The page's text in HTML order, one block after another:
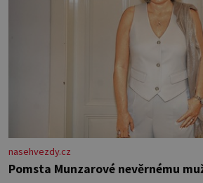
nasehvezdy.cz
Pomsta Munzarové nevěrnému